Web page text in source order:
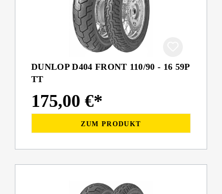
DUNLOP D404 FRONT 110/90 - 16 59P
TT
175,00 €*
ZUM PRODUKT